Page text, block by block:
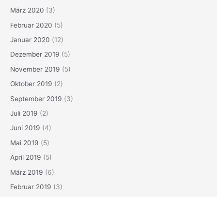
März 2020 (3)
Februar 2020 (5)
Januar 2020 (12)
Dezember 2019 (5)
November 2019 (5)
Oktober 2019 (2)
September 2019 (3)
Juli 2019 (2)
Juni 2019 (4)
Mai 2019 (5)
April 2019 (5)
März 2019 (6)
Februar 2019 (3)